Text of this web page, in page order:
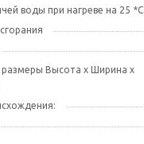
воды при нагреве на 25 *С
размеры Высота х Ширина х